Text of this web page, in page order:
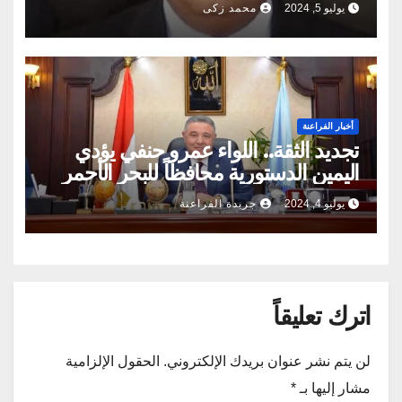
يوليو 5, 2024 محمد زكى
أخبار الفراعنة
تجديد الثقة.. اللواء عمرو حنفي يؤدي
اليمين الدستورية محافظاً للبحر الأحمر
يوليو 4, 2024 جريدة الفراعنة
اترك تعليقاً
لن يتم نشر عنوان بريدك الإلكتروني. الحقول الإلزامية
مشار إليها بـ *